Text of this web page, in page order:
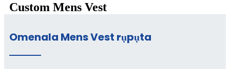
Custom Mens Vest
Omenala Mens Vest rụpụta